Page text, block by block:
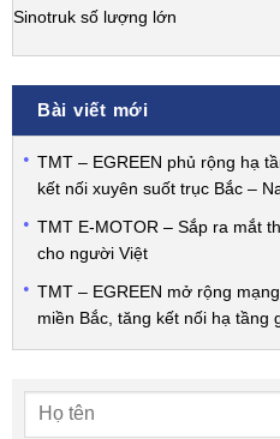
Sinotruk số lượng lớn
Bài viết mới
TMT – EGREEN phủ rộng hạ
kết nối xuyên suốt trục Bắc –
TMT E-MOTOR – Sắp ra mắt
cho người Việt
TMT – EGREEN mở rộng
miền Bắc, tăng kết nối hạ tầng